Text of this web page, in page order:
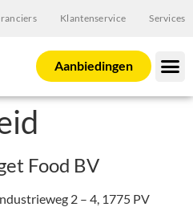
Klantenservice Services
Aanbiedingen
Food BV
2 – 4, 1775 PV